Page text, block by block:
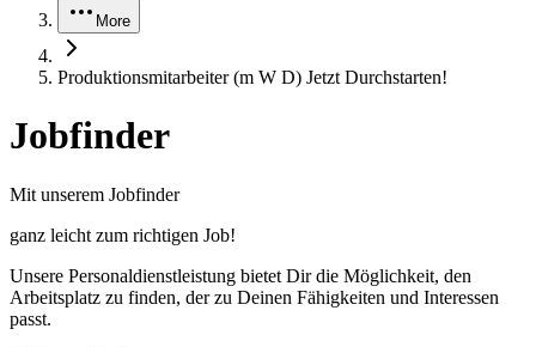
More
Produktionsmitarbeiter (m W D) Jetzt Durchstarten!
Jobfinder
Mit unserem Jobfinder
ganz leicht zum richtigen Job!
Unsere Personaldienstleistung bietet Dir die Möglichkeit, den
Arbeitsplatz zu finden, der zu Deinen Fähigkeiten und Interessen
passt.